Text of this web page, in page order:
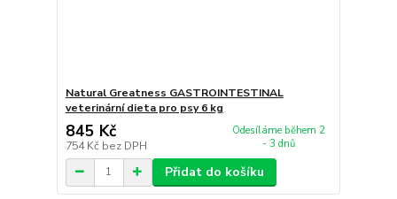
Natural Greatness GASTROINTESTINAL
veterinární dieta pro psy 6 kg
845 Kč
754 Kč bez DPH
Odesíláme během 2
- 3 dnů
Přidat do košíku